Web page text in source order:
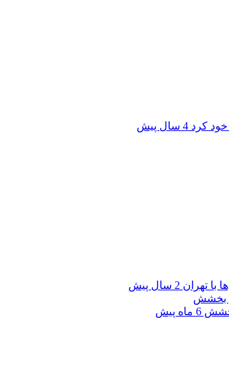
خود کرد 4 سال پیش
با تهران 2 سال پیش
بخشش 6 ماه پیش